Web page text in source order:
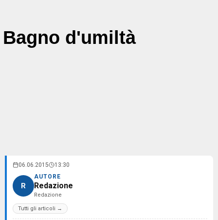
06.06.2015 13:30
R
AUTORE
Redazione
Redazione
Tutti gli articoli →